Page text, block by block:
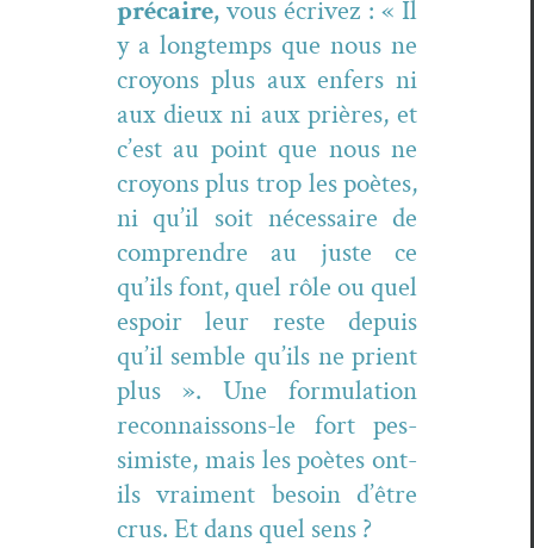
pré­caire,vous écrivez : « Il
y a longtemps que nous ne
croyons plus aux enfers ni
aux dieux ni aux prières, et
c’est au point que nous ne
croyons plus trop les poètes,
ni qu’il soit néces­saire de
com­pren­dre au juste ce
qu’ils font, quel rôle ou quel
espoir leur reste depuis
qu’il sem­ble qu’ils ne prient
plus ». Une for­mu­la­tion
recon­nais­sons-le fort pes­
simiste, mais les poètes ont-
ils vrai­ment besoin d’être
crus. Et dans quel sens ?